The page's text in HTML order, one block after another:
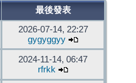
最後發表
2026-07-14, 22:27
gygyggyy
2024-11-14, 06:47
rfrkk